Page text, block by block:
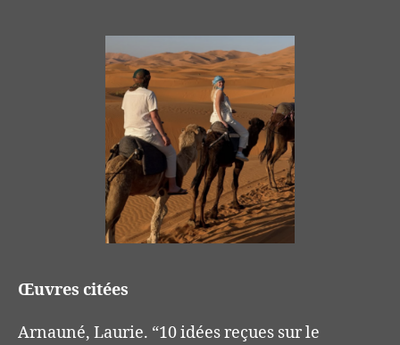
Œuvres citées
Arnauné, Laurie. “10 idées reçues sur le